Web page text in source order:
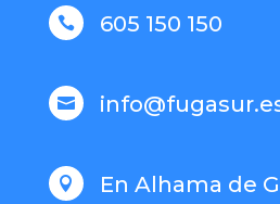
 605 150 150


En Alhama de